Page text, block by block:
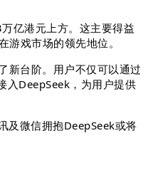
亿港元上方。 这主要得益
戏市场的领先地位。
新台阶。用户不仅可以通过
入DeepSeek，为用户提供
及微信拥抱DeepSeek或将